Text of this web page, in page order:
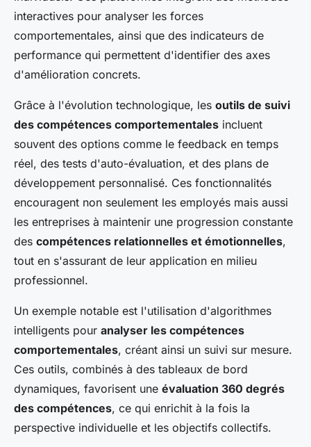
interactives pour analyser les forces
comportementales, ainsi que des indicateurs de
performance qui permettent d'identifier des axes
d'amélioration concrets.
Grâce à l'évolution technologique, les outils de suivi
des compétences comportementales incluent
souvent des options comme le feedback en temps
réel, des tests d'auto-évaluation, et des plans de
développement personnalisé. Ces fonctionnalités
encouragent non seulement les employés mais aussi
les entreprises à maintenir une progression constante
des compétences relationnelles et émotionnelles,
tout en s'assurant de leur application en milieu
professionnel.
Un exemple notable est l'utilisation d'algorithmes
intelligents pour analyser les compétences
comportementales, créant ainsi un suivi sur mesure.
Ces outils, combinés à des tableaux de bord
dynamiques, favorisent une évaluation 360 degrés
des compétences, ce qui enrichit à la fois la
perspective individuelle et les objectifs collectifs.